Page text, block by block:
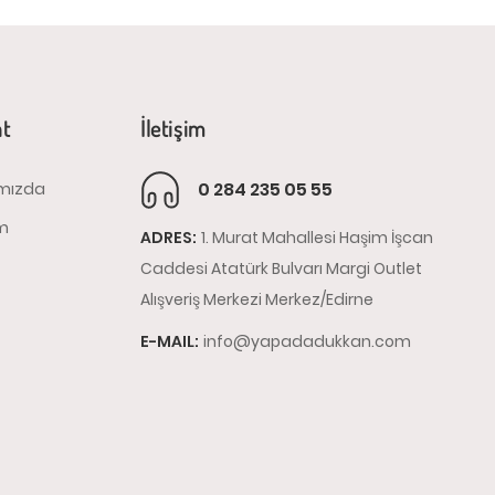
İletişim
0 284 235 05 55
ADRES: 1. Murat Mahallesi Haşim İşcan
Caddesi Atatürk Bulvarı Margi Outlet
Alışveriş Merkezi Merkez/Edirne
E-MAIL: info@yapadadukkan.com